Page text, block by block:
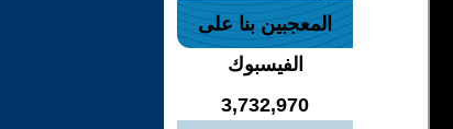
المعجبين بنا على
الفيسبوك
3,732,970